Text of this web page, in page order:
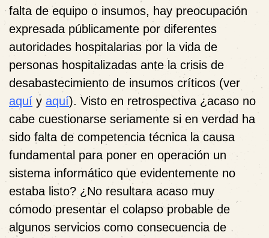
falta de equipo o insumos, hay preocupación
expresada públicamente por diferentes
autoridades hospitalarias por la vida de
personas hospitalizadas ante la crisis de
desabastecimiento de insumos críticos (ver
aquí y aquí). Visto en retrospectiva ¿acaso no
cabe cuestionarse seriamente si en verdad ha
sido falta de competencia técnica la causa
fundamental para poner en operación un
sistema informático que evidentemente no
estaba listo? ¿No resultara acaso muy
cómodo presentar el colapso probable de
algunos servicios como consecuencia de